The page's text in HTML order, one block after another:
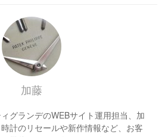
加藤
グランデのWEBサイト運用担当、加
計のリセールや新作情報など、お客